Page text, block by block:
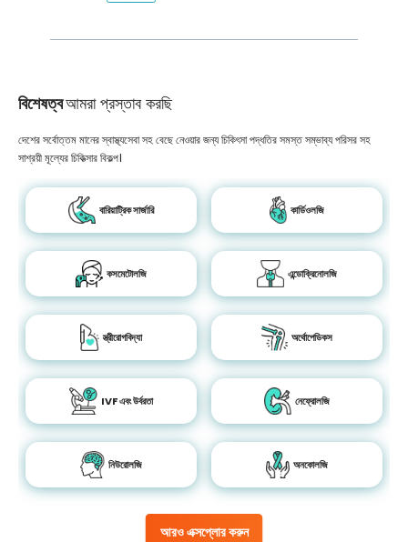
বিশেষত্বআমরা প্রস্তাব করছি
আরও এক্সপ্লোর করুন
দেশের সর্বোত্তম মানের স্বাস্থ্যসেবা সহ বেছে নেওয়ার জন্য চিকিৎসা পদ্ধতির সমস্ত সম্ভাব্য পরিসর সহ
সাশ্রয়ী মূল্যের চিকিত্সার বিকল্প।
বারিয়াট্রিক সার্জারি কার্ডিওলজি
কসমেটোলজি এন্ডোক্রিনোলজি
স্ত্রীরোগবিদ্যা অর্থোপেডিকস
IVF এবং উর্বরতা নেফ্রোলজি
নিউরোলজি অনকোলজি